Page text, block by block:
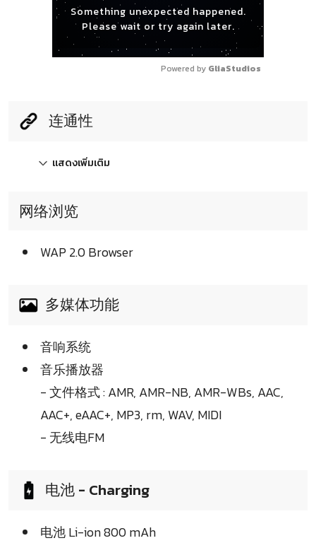
Something unexpected happened.
Please wait or try again later.
Powered by GliaStudios
连通性
แสดงเพิ่มเติม
网络浏览
WAP 2.0 Browser
多媒体功能
音响系统
音乐播放器
- 文件格式 : AMR, AMR-NB, AMR-WBs, AAC,
AAC+, eAAC+, MP3, rm, WAV, MIDI
- 无线电FM
电池 - Charging
电池 Li-ion 800 mAh